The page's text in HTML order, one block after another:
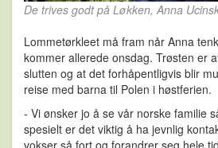
De trives godt på Løkken, Anna
Lommetørkleet må fram når Anna
kommer allerede onsdag. Trøsten er
slutten og at det forhåpentligvis blir
reise med barna til Polen i høstferien.
- Vi ønsker jo å se vår norske familie
spesielt er det viktig å ha jevnlig
vokser så fort og forandrer seg hele